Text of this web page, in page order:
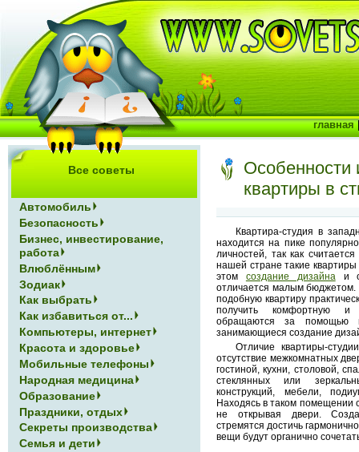
Особенности
квартиры в
Квартира-студия в
находится на пике
личностей, так как
нашей стране такие
этом создание дизайна и
отличается малым бюджетом.
подобную квартиру
получить комфортную и
обращаются за помощью
занимающиеся создание
Отличие квартиры-
отсутствие межкомнатных
гостиной, кухни, столовой,
стеклянных или
конструкций, мебели,
Находясь в таком помещении
не открывая двери.
стремятся достичь
вещи будут органично
Все советы
Автомобиль
Безопасность
Бизнес, инвестирование,
работа
Влюблённым
Зодиак
Как выбрать
Как избавиться от...
Компьютеры, интернет
Красота и здоровье
Мобильные телефоны
Народная медицина
Образование
Праздники, отдых
Секреты производства
Семья и дети
главная